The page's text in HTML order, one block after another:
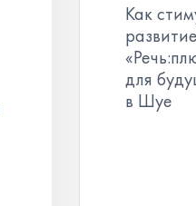
Как
для
в Шуе